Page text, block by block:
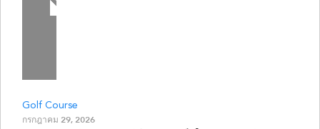
Golf Course
กรกฎาคม 29, 2026